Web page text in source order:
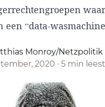
een “data-
Monroy/Netzpolitik
2020 · 5 min